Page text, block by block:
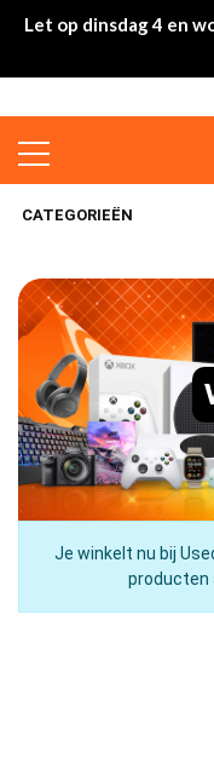
Let op dinsdag 4 en
CATEGORIEËN
Je winkelt nu bij
producten